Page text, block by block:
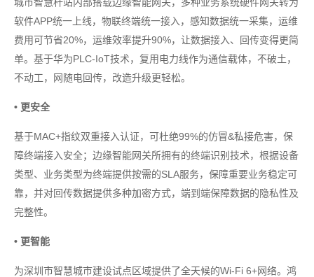
软件APP统一上线，物联终端统一接入，感知数据统一采集，运维
费用可节省20%，运维效率提升90%，让数据接入、回传变得更简
单。基于华为PLC-IoT技术，复用电力线作为通信载体，不破土，
不动工，网随电回传，改造升级更轻松。
• 更安全
基于MAC+指纹双重接入认证，可杜绝99%的仿冒&私接危害，保
障终端接入安全；边缘智能网关所拥有的终端识别技术，根据设备
类型、业务类型为终端提供按需的SLA服务，保障重要业务稳定可
靠，并对回传数据提供多种加密方式，端到端保障数据的隐私性及
完整性。
• 更智能
为深圳市智慧城市建设试点区域提供了全天候的Wi-Fi 6+网络。鸿